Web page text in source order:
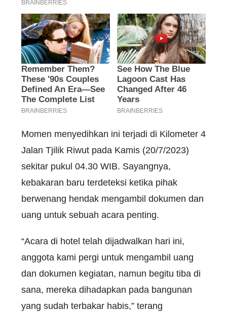
Momen menyedihkan ini terjadi di Kilometer 4
Jalan Tjilik Riwut pada Kamis (20/7/2023)
sekitar pukul 04.30 WIB. Sayangnya,
kebakaran baru terdeteksi ketika pihak
berwenang hendak mengambil dokumen dan
uang untuk sebuah acara penting.
“Acara di hotel telah dijadwalkan hari ini,
anggota kami pergi untuk mengambil uang
dan dokumen kegiatan, namun begitu tiba di
sana, mereka dihadapkan pada bangunan
yang sudah terbakar habis,” terang